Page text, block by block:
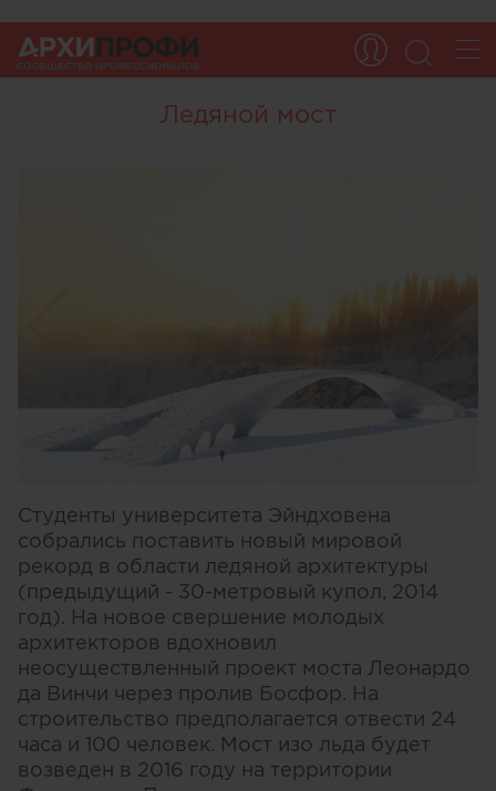
Ледяной мост
Студенты университета Эйндховена
собрались поставить новый мировой
рекорд в области ледяной архитектуры
(предыдущий - 30-метровый купол, 2014
год). На новое свершение молодых
архитекторов вдохновил
неосуществленный проект моста Леонардо
да Винчи через пролив Босфор. На
строительство предполагается отвести 24
часа и 100 человек. Мост изо льда будет
возведен в 2016 году на территории